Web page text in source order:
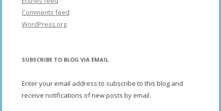
Comments feed
WordPress.org
SUBSCRIBE TO BLOG VIA EMAIL
Enter your email address to subscribe to this blog and
receive notifications of new posts by email.